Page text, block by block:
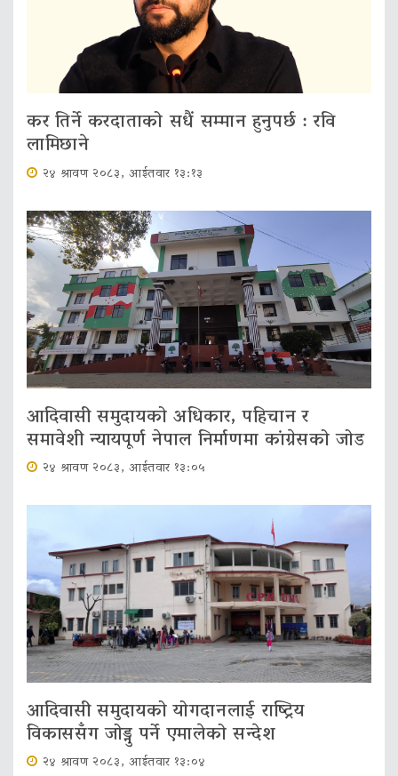
कर तिर्ने करदाताको सधैं सम्मान हुनुपर्छ : रवि
लामिछाने
२४ श्रावण २०८३, आईतवार १३:१३
आदिवासी समुदायको अधिकार, पहिचान र
समावेशी न्यायपूर्ण नेपाल निर्माणमा कांग्रेसको जोड
२४ श्रावण २०८३, आईतवार १३:०५
आदिवासी समुदायको योगदानलाई राष्ट्रिय
विकाससँग जोड्नु पर्ने एमालेको सन्देश
२४ श्रावण २०८३, आईतवार १३:०४